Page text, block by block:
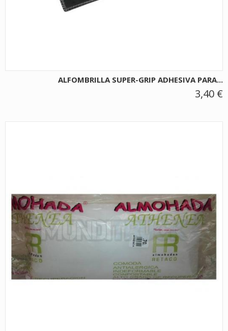
ALFOMBRILLA SUPER-GRIP ADHESIVA PARA...
3,40 €